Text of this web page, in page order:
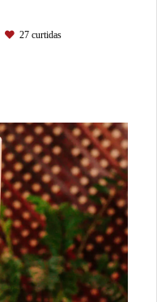
27curtidas